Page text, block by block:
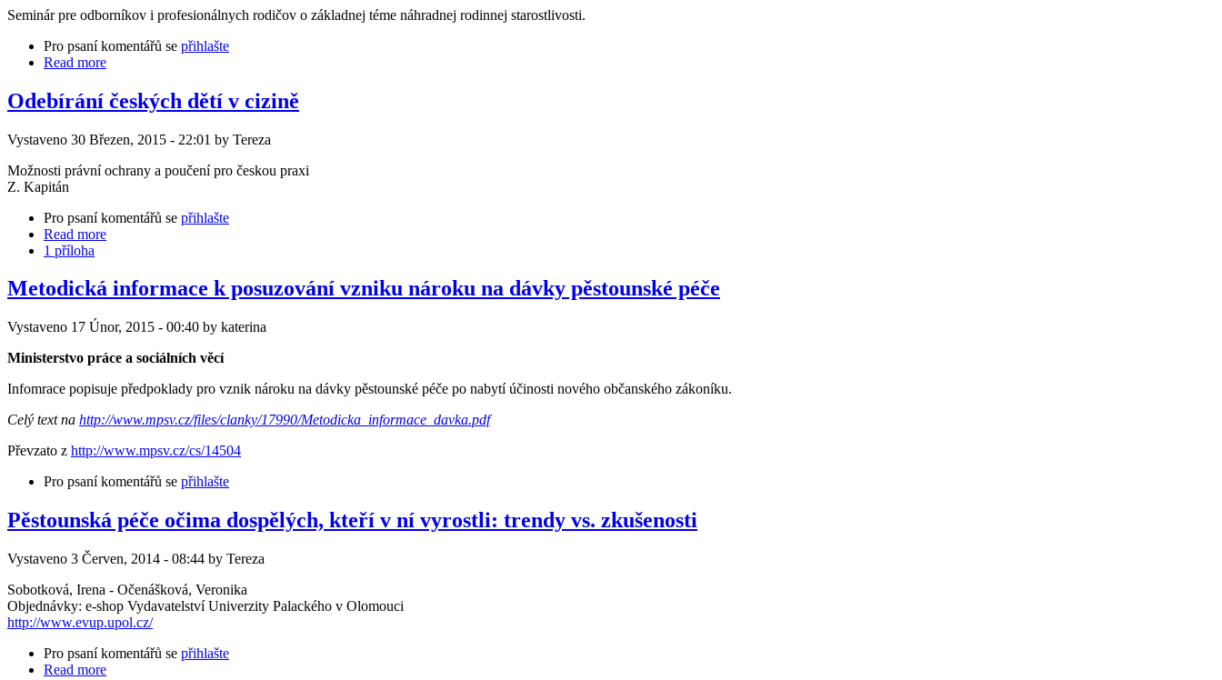
Seminár pre odborníkov i profesionálnych rodičov o základnej téme náhradnej rodinnej starostlivosti.
Pro psaní komentářů se přihlašte
Read more
Odebírání českých dětí v cizině
Vystaveno 30 Březen, 2015 - 22:01 by Tereza
Možnosti právní ochrany a poučení pro českou praxi
Z. Kapitán
Pro psaní komentářů se přihlašte
Read more
1 příloha
Metodická informace k posuzování vzniku nároku na dávky pěstounské péče
Vystaveno 17 Únor, 2015 - 00:40 by katerina
Ministerstvo práce a sociálních věcí
Infomrace popisuje předpoklady pro vznik nároku na dávky pěstounské péče po nabytí účinosti nového občanského zákoníku.
Celý text na http://www.mpsv.cz/files/clanky/17990/Metodicka_informace_davka.pdf
Převzato z http://www.mpsv.cz/cs/14504
Pro psaní komentářů se přihlašte
Pěstounská péče očima dospělých, kteří v ní vyrostli: trendy vs. zkušenosti
Vystaveno 3 Červen, 2014 - 08:44 by Tereza
Sobotková, Irena - Očenášková, Veronika
Objednávky: e-shop Vydavatelství Univerzity Palackého v Olomouci
http://www.evup.upol.cz/
Pro psaní komentářů se přihlašte
Read more